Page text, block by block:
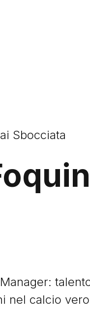
Sbocciata
nel calcio